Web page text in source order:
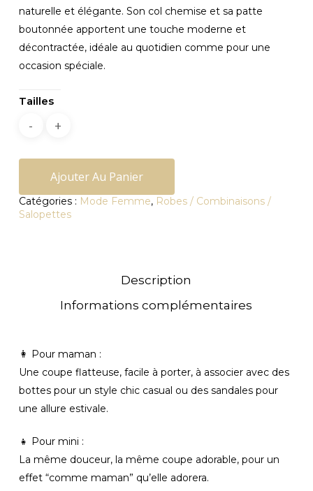
naturelle et élégante. Son col chemise et sa patte
boutonnée apportent une touche moderne et
décontractée, idéale au quotidien comme pour une
occasion spéciale.
Tailles
Ajouter Au Panier
Catégories : Mode Femme, Robes / Combinaisons /
Salopettes
Description
Informations complémentaires
👩 Pour maman :
Une coupe flatteuse, facile à porter, à associer avec des
bottes pour un style chic casual ou des sandales pour
une allure estivale.
👧 Pour mini :
La même douceur, la même coupe adorable, pour un
effet “comme maman” qu’elle adorera.